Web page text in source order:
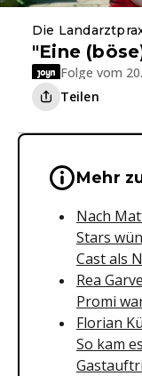
Die
"Eine
Folge vom
Teilen
Wichtige
Mehr
Nach
Stars
Cast als
Rea
Promi
Florian
So kam